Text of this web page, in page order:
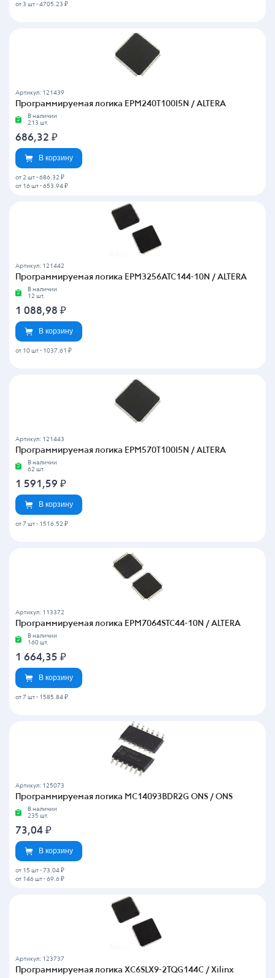
от 3 шт - 4705.23 ₽
Артикул: 121439
Программируемая логика EPM240T100I5N / ALTERA
В наличии
213 шт.
686,32 ₽
В корзину
от 2 шт - 686.32 ₽
от 16 шт - 653.94 ₽
Артикул: 121442
Программируемая логика EPM3256ATC144-10N / ALTERA
В наличии
12 шт.
1 088,98 ₽
В корзину
от 10 шт - 1037.61 ₽
Артикул: 121443
Программируемая логика EPM570T100I5N / ALTERA
В наличии
62 шт.
1 591,59 ₽
В корзину
от 7 шт - 1516.52 ₽
Артикул: 113372
Программируемая логика EPM7064STC44-10N / ALTERA
В наличии
160 шт.
1 664,35 ₽
В корзину
от 7 шт - 1585.84 ₽
Артикул: 125073
Программируемая логика MC14093BDR2G ONS / ONS
В наличии
235 шт.
73,04 ₽
В корзину
от 15 шт - 73.04 ₽
от 146 шт - 69.6 ₽
Артикул: 123737
Программируемая логика XC6SLX9-2TQG144C / Xilinx